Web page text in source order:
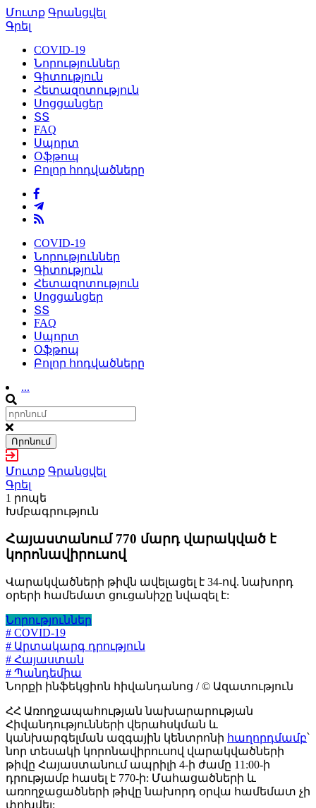
Մուտք Գրանցվել
Գրել
COVID-19
Նորություններ
Գիտություն
Հետազոտություն
Սոցցանցեր
ՏՏ
FAQ
Սպորտ
Օֆթոպ
Բոլոր հոդվածները
COVID-19
Նորություններ
Գիտություն
Հետազոտություն
Սոցցանցեր
ՏՏ
FAQ
Սպորտ
Օֆթոպ
Բոլոր հոդվածները
...
Որոնում
Մուտք Գրանցվել
Գրել
1 րոպե
Խմբագրություն
Հայաստանում 770 մարդ վարակված է
կորոնավիրուսով
Վարակվածների թիվն ավելացել է 34-ով. նախորդ
օրերի համեմատ ցուցանիշը նվազել է:
Նորություններ
# COVID-19
# Արտակարգ դրություն
# Հայաստան
# Պանդեմիա
Նորքի ինֆեկցիոն հիվանդանոց / © Ազատություն
ՀՀ Առողջապահության նախարարության
Հիվանդությունների վերահսկման և
կանխարգելման ազգային կենտրոնի հաղորդմամբ՝
նոր տեսակի կորոնավիրուսով վարակվածների
թիվը Հայաստանում ապրիլի 4-ի ժամը 11:00-ի
դրությամբ հասել է 770-ի: Մահացածների և
առողջացածների թիվը նախորդ օրվա համեմատ չի
փոխվել: